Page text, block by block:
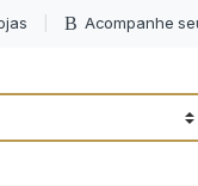
Acompanhe